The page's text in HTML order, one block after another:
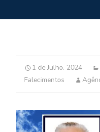
1 de Julho, 2024
Falecimentos